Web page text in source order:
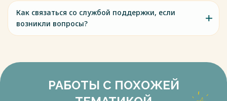
Как связаться со службой поддержки, если
возникли вопросы?
РАБОТЫ С ПОХОЖЕЙ